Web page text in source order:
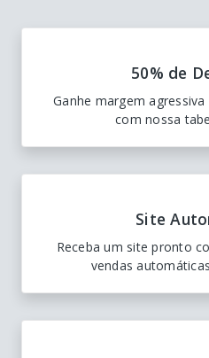
50% de
Ganhe margem
com nossa
Site
Receba um site pronto
vendas